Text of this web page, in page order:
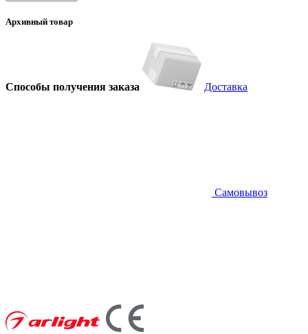
Архивный товар
Способы получения заказа Доставка
Самовывоз